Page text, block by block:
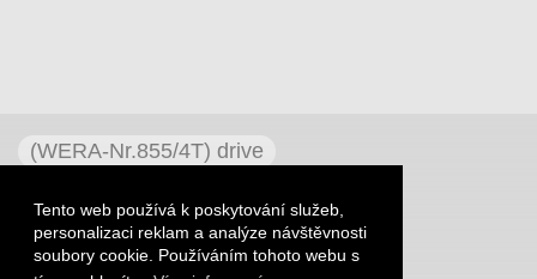
Tento web používá k poskytování služeb,
personalizaci reklam a analýze návštěvnosti
soubory cookie. Používáním tohoto webu s
(WERA-Nr.855/4T) drive
ABC SPAX FEX-H screws
ABC SPAX FEX-KS screws